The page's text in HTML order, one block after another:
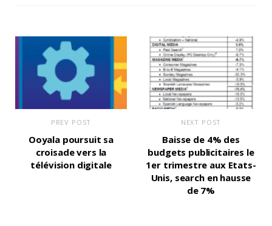
PREV POST
Ooyala poursuit sa
croisade vers la
télévision digitale
NEXT POST
Baisse de 4% des
budgets publicitaires le
1er trimestre aux Etats-
Unis, search en hausse
de 7%